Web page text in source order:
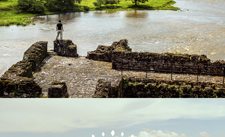
Sailcargo: CEIBA, maritime transport